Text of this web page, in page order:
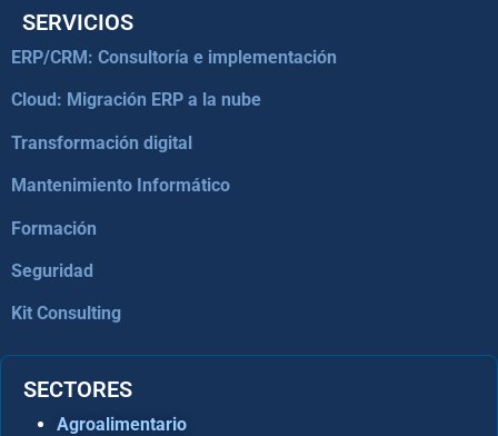
SERVICIOS
ERP/CRM: Consultoría e implementación
Cloud: Migración ERP a la nube
Transformación digital
Mantenimiento Informático
Formación
Seguridad
Kit Consulting
SECTORES
Agroalimentario